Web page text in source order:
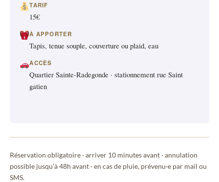
TARIF
15€
À APPORTER
Tapis, tenue souple, couverture ou plaid, eau
ACCÈS
Quartier Sainte-Radegonde · stationnement rue Saint
gatien
Réservation obligatoire · arriver 10 minutes avant · annulation
possible jusqu’à 48h avant · en cas de pluie, prévenu·e par mail ou
SMS.